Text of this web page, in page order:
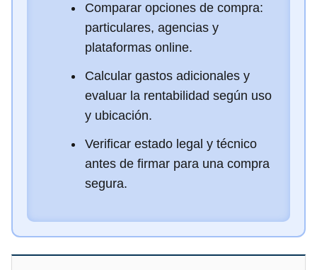
Comparar opciones de compra:
particulares, agencias y
plataformas online.
Calcular gastos adicionales y
evaluar la rentabilidad según uso
y ubicación.
Verificar estado legal y técnico
antes de firmar para una compra
segura.